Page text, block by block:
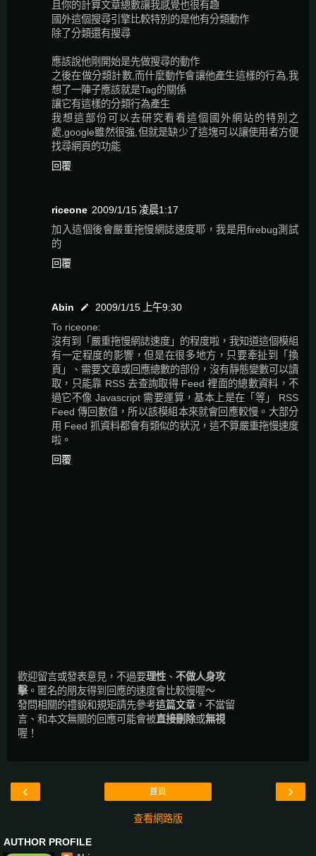
且你的計算文章總數讓我感覺也很有趣
國外這個搜尋引擎比較特別的是他有分類動作
除了分類還有搜尋
應該說他剛開始是先做搜尋的動作
之後在做分類計數,而什麼動作會讓他產生這樣的行為,我
想了一陣子應該就是Tag的關係
讓它有這樣的分類行為產生
我想這部份可以去研究看看這個國外網站的特別之
處,google雖然很強,但就是缺少了這塊可以讓使用者方便
找尋網頁的功能
回覆
riceone 2009/1/15 凌晨1:17
加入這個後會嚴重拖慢網誌速度耶，我是用firebug測試
的
回覆
Abin
2009/1/15 上午9:30
To riceone:
沒有到「嚴重拖慢網誌速度」的程度啦，我知道這個模組
有一定程度的影響，但是在很多地方，只要牽扯到「換
頁」、需要文章或回應總數的部份，沒有靜態變數可以讀
取，只能靠 RSS 去查詢取得 Feed 裡面的總數資料，不
過它不像 Javascript 需要運算，基本上是在「等」 RSS
Feed 傳回數值，所以該模組本來就會回應較慢。大部分
用 Feed 抓資料都會有類似的狀況，這不算嚴重拖慢速度
啦。
回覆
歡迎留言或發表意見，不過要理性、 不做人身攻
擊。匿名的朋友得到回應的速度會比較慢喔～
發問相關的禮貌和規矩請先參考這篇文章 ，不當留
言、和本文無關的回應可能會被直接刪除或無視
喔！
‹ ›
首頁
查看網路版
AUTHOR PROFILE